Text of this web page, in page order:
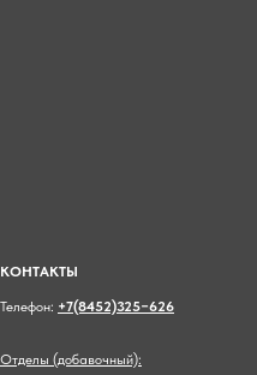
КОНТАКТЫ
Телефон: +7(8452)325−626
Отделы (добавочный):